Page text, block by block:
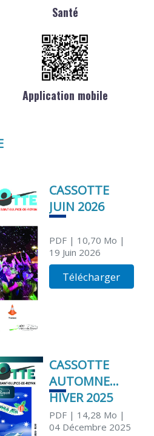
Santé
Application mobile
CASSOTTE
JUIN 2026
PDF| 10,70 Mo |
19 Juin 2026
Télécharger
CASSOTTE
AUTOMNE
HIVER 2025
PDF| 14,28 Mo |
04 Décembre 2025